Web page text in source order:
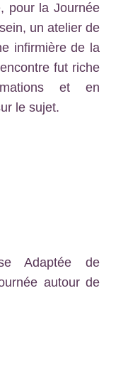
pour la Journée
un atelier de
infirmière de la
fut riche
et en
le sujet.
Adaptée de
autour de